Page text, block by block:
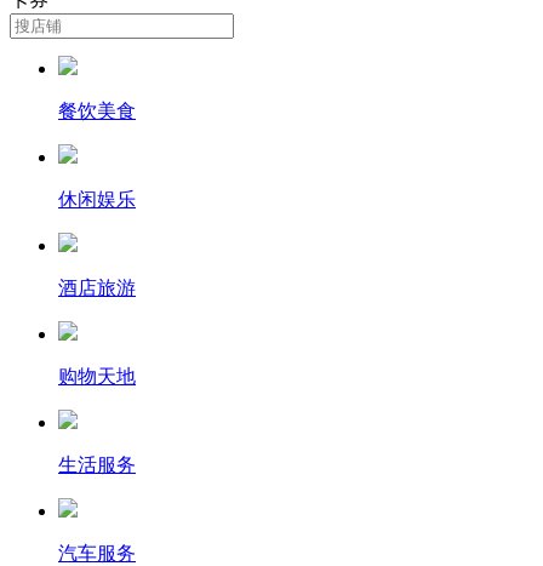
餐饮美食
休闲娱乐
酒店旅游
购物天地
生活服务
汽车服务